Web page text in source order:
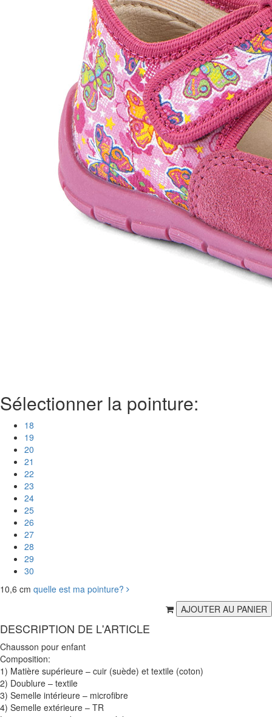
Sélectionner la pointure:
18
19
20
21
22
23
24
25
26
27
28
29
30
10,6 cm quelle est ma pointure?
DESCRIPTION DE L'ARTICLE
Chausson pour enfant
Composition:
1) Matière supérieure – cuir (suède) et textile (coton)
2) Doublure – textile
3) Semelle intérieure – microfibre
4) Semelle extérieure – TR